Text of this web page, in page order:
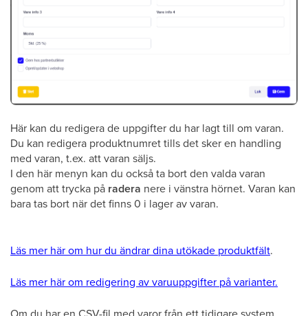
Här kan du redigera de uppgifter du har lagt till om varan.
Du kan redigera produktnumret tills det sker en handling
med varan, t.ex. att varan säljs.
I den här menyn kan du också ta bort den valda varan
genom att trycka på radera nere i vänstra hörnet. Varan kan
bara tas bort när det finns 0 i lager av varan.
Läs mer här om hur du ändrar dina utökade produktfält.
Läs mer här om redigering av varuuppgifter på varianter.